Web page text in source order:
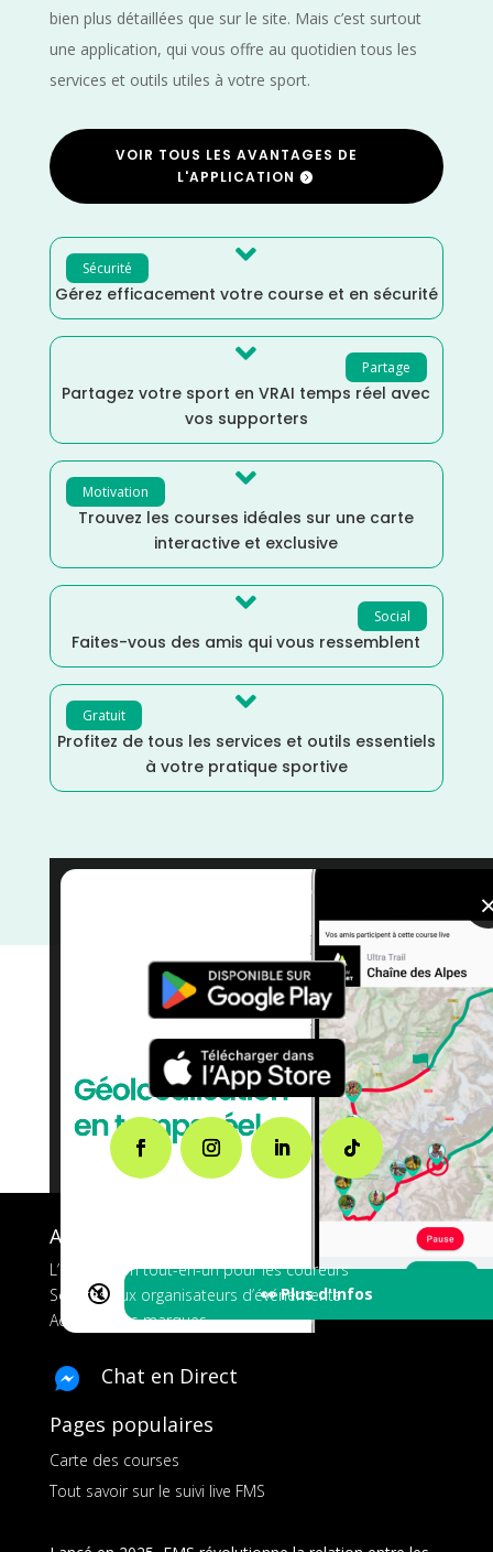
bien plus détaillées que sur le site. Mais c’est surtout
une application, qui vous offre au quotidien tous les
services et outils utiles à votre sport.
VOIR TOUS LES AVANTAGES DE
L'APPLICATION
Sécurité 
Gérez efficacement votre course et en sécurité
Partage

Partagez votre sport en VRAI temps réel avec
vos supporters
Motivation 
Trouvez les courses idéales sur une carte
interactive et exclusive
Social

Faites-vous des amis qui vous ressemblent
Gratuit 
Profitez de tous les services et outils essentiels
à votre pratique sportive
🔇 👀 Plus d'Infos
Course à Pied
A propos de FMS
L’application tout-en-un pour les coureurs
Services aux organisateurs d’événements
Ads pour les marques
Chat en Direct
Pages populaires
Carte des courses
Tout savoir sur le suivi live FMS